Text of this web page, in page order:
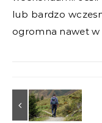
lub bardzo
ogromna nawet w